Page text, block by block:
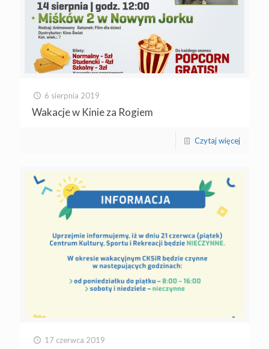
6 sierpnia 2019
Wakacje w Kinie za Rogiem
Czytaj więcej
17 czerwca 2019